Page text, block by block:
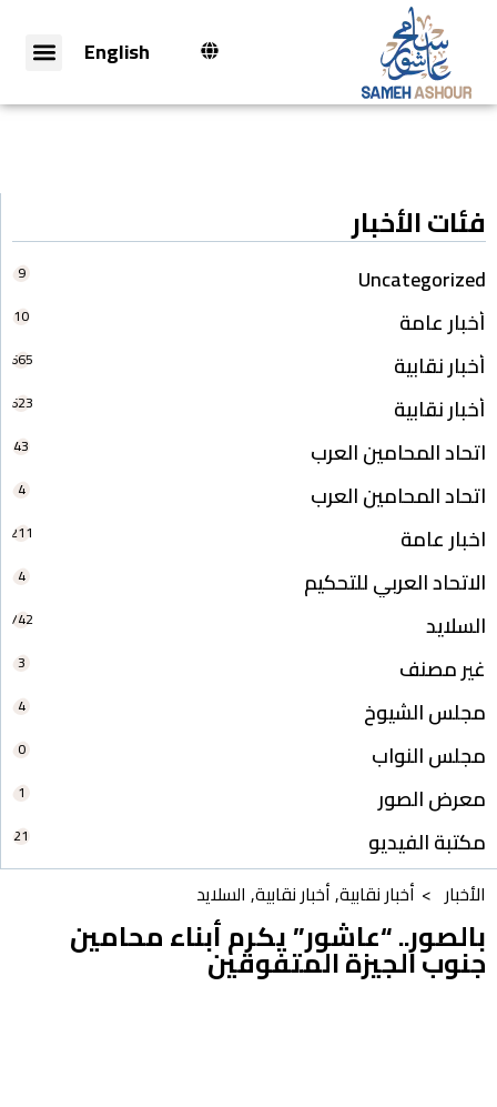
English
فئات الأخبار
Uncategorized
9
أخبار عامة 10
أخبار نقابية 665
أخبار نقابية 623
اتحاد المحامين العرب 43
اتحاد المحامين العرب 4
اخبار عامة 211
الاتحاد العربي للتحكيم 4
السلايد 742
غير مصنف 3
مجلس الشيوخ 4
مجلس النواب 0
معرض الصور 1
مكتبة الفيديو 21
الأخبار > أخبار نقابية,أخبار نقابية, السلايد
بالصور.. “عاشور” يكرم أبناء محامين
جنوب الجيزة المتفوقين